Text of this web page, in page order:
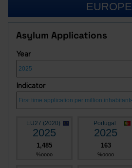
EUROPE
Asylum Applications
Year
Indicator
EU27 (2020)
2025
1,485
%oooo
Portugal
2025
163
%oooo